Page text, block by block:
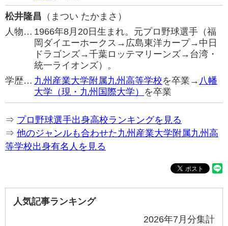
松井隆昌 （まつい たかまさ）
人物… 1966年8月20日生まれ。元プロ野球選手（福
岡ダイエーホークス→広島東洋カープ→中日
ドラゴンズ→千葉ロッテマリーンズ→台湾・
統一ライオンズ）。
学歴… 九州産業大学附属九州高等学校を卒業→ 八幡
大学（現・九州国際大学） を卒業
⇒ プロ野球選手出身高校ランキングを見る
⇒ 他のジャンルも合わせた九州産業大学附属九州高
等学校出身有名人を見る
人気記事ランキング
2026年7月分集計